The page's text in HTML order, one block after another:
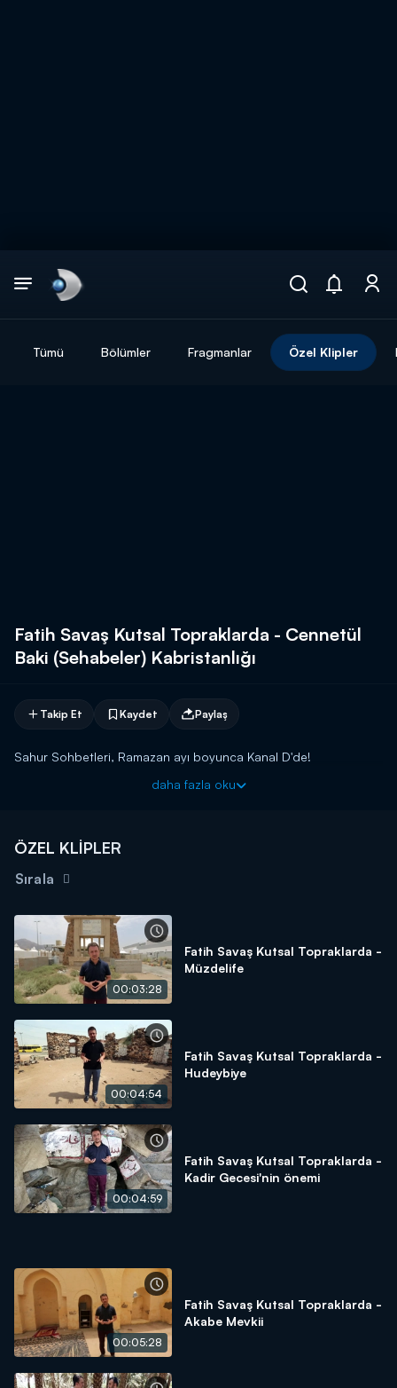
Tümü Bölümler Fragmanlar Özel Klipler
Fatih Savaş Kutsal Topraklarda - Cennetül
Baki (Sehabeler) Kabristanlığı
Takip Et Kaydet Paylaş
Sahur Sohbetleri, Ramazan ayı boyunca Kanal D'de!
daha fazla oku
ÖZEL KLİPLER
Sırala
00:03:28
Fatih Savaş Kutsal Topraklarda -
Müzdelife
00:04:54
Fatih Savaş Kutsal Topraklarda -
Hudeybiye
00:04:59
Fatih Savaş Kutsal Topraklarda -
Kadir Gecesi'nin önemi
00:05:28
Fatih Savaş Kutsal Topraklarda -
Akabe Mevkii